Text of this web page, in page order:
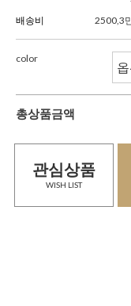
배송비 2500,3
color
총상품금액
관심상품
WISH LIST